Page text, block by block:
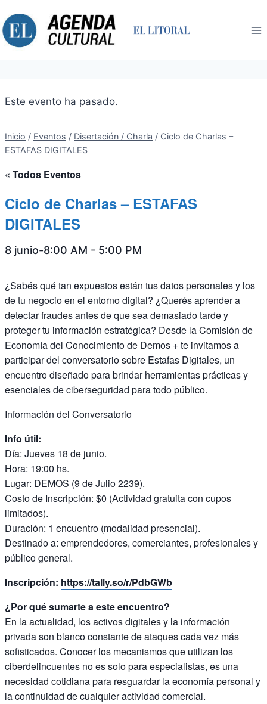
al
contenido
Este evento ha pasado.
Inicio / Eventos / Disertación / Charla / Ciclo de Charlas –
ESTAFAS DIGITALES
« Todos Eventos
Ciclo de Charlas – ESTAFAS
DIGITALES
8 junio-8:00 AM - 5:00 PM
¿Sabés qué tan expuestos están tus datos personales y los
de tu negocio en el entorno digital? ¿Querés aprender a
detectar fraudes antes de que sea demasiado tarde y
proteger tu información estratégica? Desde la Comisión de
Economía del Conocimiento de Demos + te invitamos a
participar del conversatorio sobre Estafas Digitales, un
encuentro diseñado para brindar herramientas prácticas y
esenciales de ciberseguridad para todo público.
Información del Conversatorio
Info útil:
Día: Jueves 18 de junio.
Hora: 19:00 hs.
Lugar: DEMOS (9 de Julio 2239).
Costo de Inscripción: $0 (Actividad gratuita con cupos
limitados).
Duración: 1 encuentro (modalidad presencial).
Destinado a: emprendedores, comerciantes, profesionales y
público general.
Inscripción: https://tally.so/r/PdbGWb
¿Por qué sumarte a este encuentro?
En la actualidad, los activos digitales y la información
privada son blanco constante de ataques cada vez más
sofisticados. Conocer los mecanismos que utilizan los
ciberdelincuentes no es solo para especialistas, es una
necesidad cotidiana para resguardar la economía personal y
la continuidad de cualquier actividad comercial.